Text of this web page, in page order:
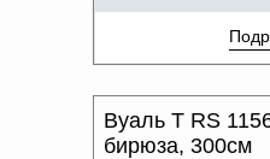
Вуаль T RS
бирюза, 300см